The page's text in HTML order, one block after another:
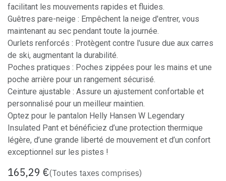
facilitant les mouvements rapides et fluides.
Guêtres pare-neige : Empêchent la neige d'entrer, vous
maintenant au sec pendant toute la journée.
Ourlets renforcés : Protègent contre l'usure due aux carres
de ski, augmentant la durabilité.
Poches pratiques : Poches zippées pour les mains et une
poche arrière pour un rangement sécurisé.
Ceinture ajustable : Assure un ajustement confortable et
personnalisé pour un meilleur maintien.
Optez pour le pantalon Helly Hansen W Legendary
Insulated Pant et bénéficiez d’une protection thermique
légère, d’une grande liberté de mouvement et d’un confort
exceptionnel sur les pistes !
165,29 €(Toutes taxes comprises)